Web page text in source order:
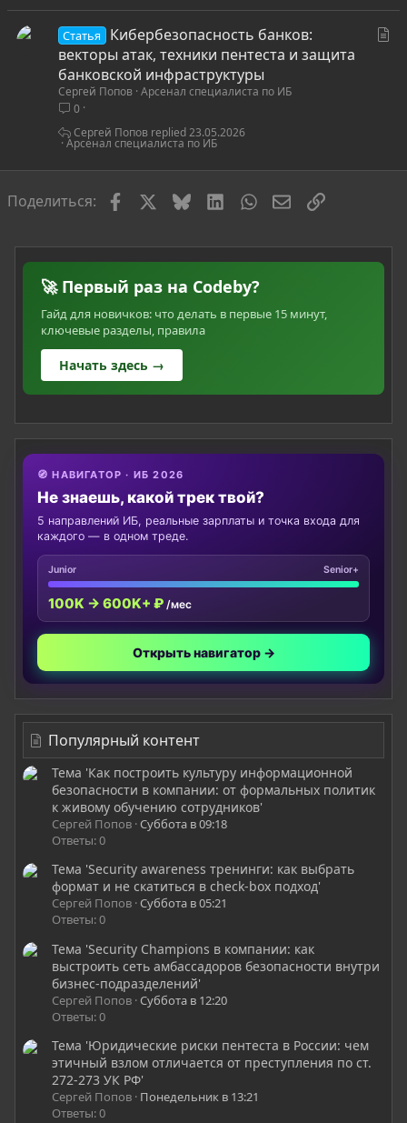
Статья
Кибербезопасность банков:
векторы атак, техники пентеста и защита
банковской инфраструктуры
Сергей Попов Арсенал специалиста по ИБ
0
Арсенал специалиста по ИБ
23.05.2026
Сергей Попов
Поделиться: FacebookBlueskyLinkedInWhatsAppЭлектронная
Ссылка
🚀 Первый раз на Codeby?
Гайд для новичков: что делать в первые 15 минут,
ключевые разделы, правила
Начать здесь →
🧭 НАВИГАТОР · ИБ 2026
Не знаешь, какой трек твой?
5 направлений ИБ, реальные зарплаты и точка входа для
каждого — в одном треде.
Junior Senior+
100K → 600K+ ₽ /мес
Открыть навигатор →
Популярный контент
Тема 'Как построить культуру информационной
безопасности в компании: от формальных политик
к живому обучению сотрудников'
Сергей Попов Суббота в 09:18
Ответы: 0
Тема 'Security awareness тренинги: как выбрать
формат и не скатиться в check-box подход'
Сергей Попов Суббота в 05:21
Ответы: 0
Тема 'Security Champions в компании: как
выстроить сеть амбассадоров безопасности внутри
бизнес-подразделений'
Сергей Попов Суббота в 12:20
Ответы: 0
Тема 'Юридические риски пентеста в России: чем
этичный взлом отличается от преступления по ст.
272-273 УК РФ'
Сергей Попов Понедельник в 13:21
Ответы: 0